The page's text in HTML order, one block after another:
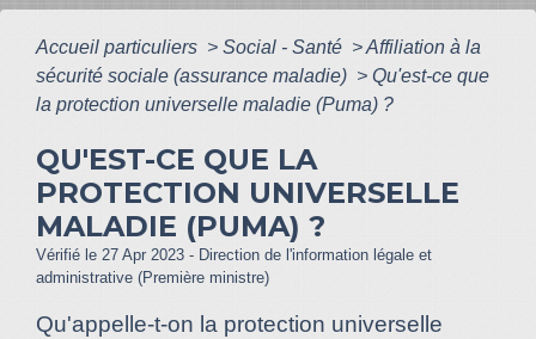
Accueil particuliers > Social - Santé >Affiliation à la
sécurité sociale (assurance maladie) > Qu'est-ce que
la protection universelle maladie (Puma) ?
QU'EST-CE QUE LA
PROTECTION UNIVERSELLE
MALADIE (PUMA) ?
Vérifié le 27 Apr 2023 - Direction de l'information légale et
administrative (Première ministre)
Qu'appelle-t-on la protection universelle